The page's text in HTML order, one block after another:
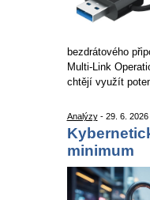
bezdrátového
Multi-Link
chtějí využít
Analýzy- 29. 6. 2026
minimum